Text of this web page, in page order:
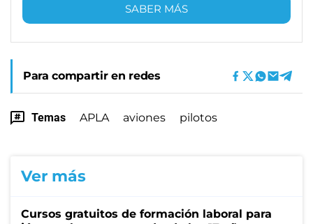
SABER MÁS
Para compartir en redes
Temas APLA aviones pilotos
Ver más
Cursos gratuitos de formación laboral para